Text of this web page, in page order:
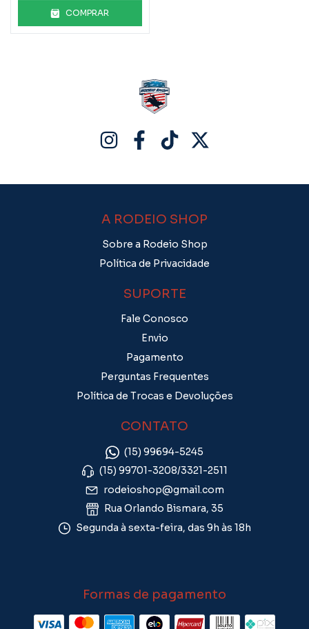
COMPRAR
A RODEIO SHOP
Sobre a Rodeio Shop
Política de Privacidade
SUPORTE
Fale Conosco
Envio
Pagamento
Perguntas Frequentes
Política de Trocas e Devoluções
CONTATO
(15) 99694-5245
(15) 99701-3208/3321-2511
rodeioshop@gmail.com
Rua Orlando Bismara, 35
Segunda à sexta-feira, das 9h às 18h
Formas de pagamento